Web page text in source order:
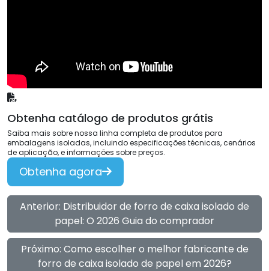
Obtenha catálogo de produtos grátis
Saiba mais sobre nossa linha completa de produtos para
embalagens isoladas, incluindo especificações técnicas, cenários
de aplicação, e informações sobre preços.
Obtenha agora
Anterior: Distribuidor de forro de caixa isolado de
papel: O 2026 Guia do comprador
Próximo: Como escolher o melhor fabricante de
forro de caixa isolado de papel em 2026?